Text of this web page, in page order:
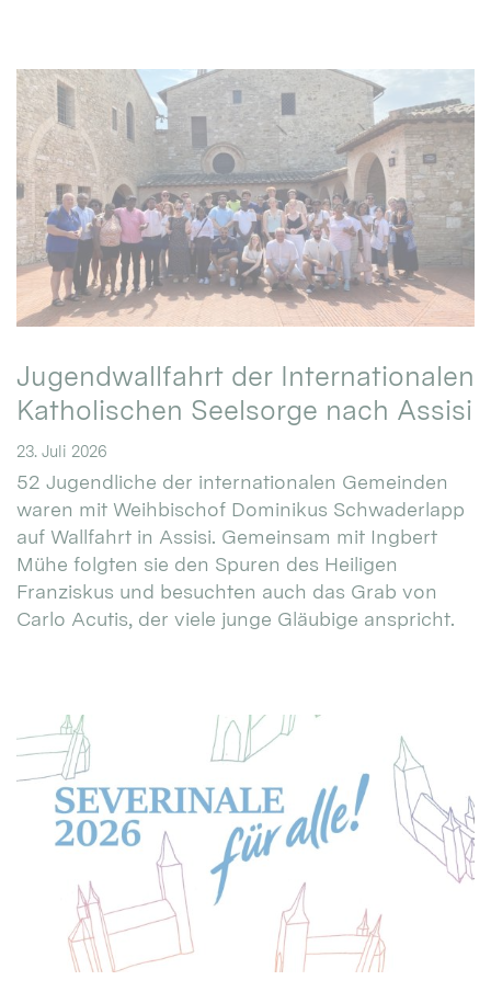
Jugendwallfahrt der Internationalen
Katholischen Seelsorge nach Assisi
23. Juli 2026
52 Jugendliche der internationalen Gemeinden
waren mit Weihbischof Dominikus Schwaderlapp
auf Wallfahrt in Assisi. Gemeinsam mit Ingbert
Mühe folgten sie den Spuren des Heiligen
Franziskus und besuchten auch das Grab von
Carlo Acutis, der viele junge Gläubige anspricht.